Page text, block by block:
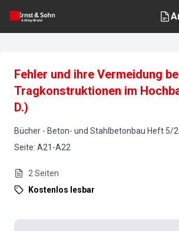
Fehler und ihre Vermeidung
Tragkonstruktionen im
D.)
Bücher - Beton- und Stahlbetonbau Heft 5/
Seite: A21-A22
2 Seiten
Kostenlos lesbar